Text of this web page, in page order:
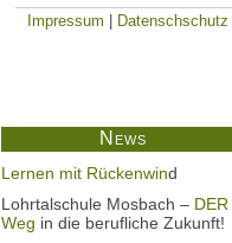
Impressum Datenschschutz
News
Lernen mit Rückenwind
Lohrtalschule Mosbach – DER
Weg in die berufliche Zukunft!